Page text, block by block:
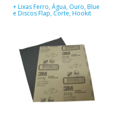
+ Lixas Ferro, Água, Ouro, Blue
e Discos Flap, Corte, Hookit